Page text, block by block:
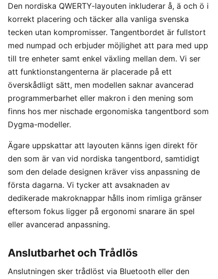
Den nordiska QWERTY-layouten inkluderar å, ä och ö i
korrekt placering och täcker alla vanliga svenska
tecken utan kompromisser. Tangentbordet är fullstort
med numpad och erbjuder möjlighet att para med upp
till tre enheter samt enkel växling mellan dem. Vi ser
att funktionstangenterna är placerade på ett
överskådligt sätt, men modellen saknar avancerad
programmerbarhet eller makron i den mening som
finns hos mer nischade ergonomiska tangentbord som
Dygma-modeller.
Ägare uppskattar att layouten känns igen direkt för
den som är van vid nordiska tangentbord, samtidigt
som den delade designen kräver viss anpassning de
första dagarna. Vi tycker att avsaknaden av
dedikerade makroknappar hålls inom rimliga gränser
eftersom fokus ligger på ergonomi snarare än spel
eller avancerad anpassning.
Anslutbarhet och Trådlös
Anslutningen sker trådlöst via Bluetooth eller den